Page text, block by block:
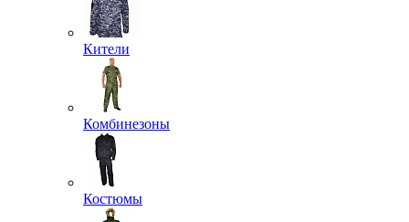
Кители
Комбинезоны
Костюмы